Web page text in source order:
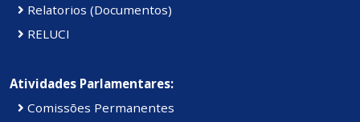
Relatorios (Documentos)
RELUCI
Atividades Parlamentares:
Comissões Permanentes